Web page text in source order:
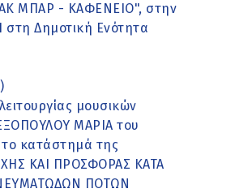
ΜΠΑΡ - ΚΑΦΕΝΕΙΟ", στην
Δημοτική Ενότητα
)
μουσικών
ΜΑΡΙΑ του
κατάστημά της
ΚΑΙ ΠΡΟΣΦΟΡΑΣ ΚΑΤΑ
ΠΟΤΩΝ